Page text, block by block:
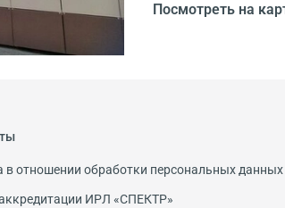
Посмотреть на
в отношении обработки персональных данных
ИРЛ «СПЕКТР»